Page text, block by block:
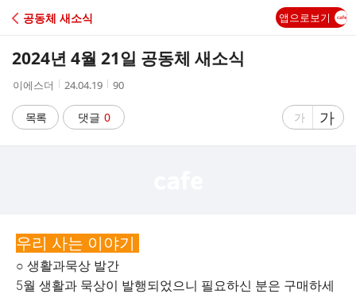
C
A
공동체 새소식 앱으로보기
2024년 4월 21일 공동체 새소식
작
자
이에스더
작
시
간
24.04.19
조
수
90
목록 댓글 0
글
가
글
자
가
우리 사는 이야기
○ 생활과묵상 발간
5월 생활과 묵상이 발행되었으니 필요하신 분은 구매하세